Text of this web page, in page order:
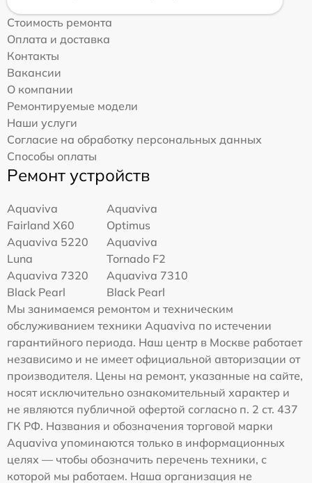
Стоимость ремонта
Оплата и доставка
Контакты
Вакансии
О компании
Ремонтируемые модели
Наши услуги
Согласие на обработку персональных данных
Способы оплаты
Ремонт устройств
Aquaviva
Fairland X60
Aquaviva
Optimus
Aquaviva 5220
Luna
Aquaviva
Tornado F2
Aquaviva 7320
Black Pearl
Aquaviva 7310
Black Pearl
Мы занимаемся ремонтом и техническим
обслуживанием техники Aquaviva по истечении
гарантийного периода. Наш центр в Москве работает
независимо и не имеет официальной авторизации от
производителя. Цены на ремонт, указанные на сайте,
носят исключительно ознакомительный характер и
не являются публичной офертой согласно п. 2 ст. 437
ГК РФ. Названия и обозначения торговой марки
Aquaviva упоминаются только в информационных
целях — чтобы обозначить перечень техники, с
которой мы работаем. Наша организация не